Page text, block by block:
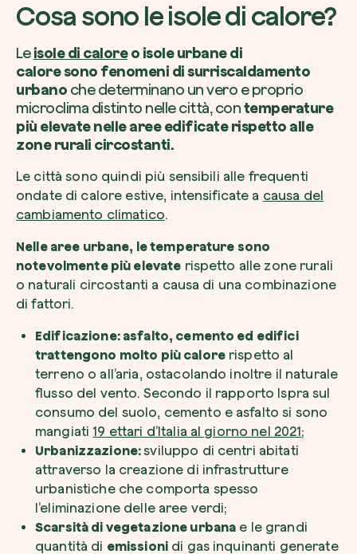
Cosa sono le isole di calore?
Leisole di caloreo isole urbane di
caloresono fenomeni di surriscaldamento
urbano che determinano un vero e proprio
microclima distinto nelle città, contemperature
più elevate nelle aree edificate rispetto alle
zone rurali circostanti.
Le città sono quindi più sensibili alle frequenti
ondate di calore estive, intensificate a causa del
cambiamento climatico.
Nelle aree urbane, le temperature sono
notevolmente più elevate rispetto alle zone rurali
o naturali circostanti a causa di una combinazione
di fattori.
Edificazione: asfalto, cemento ed edifici
trattengono molto più calorerispetto al
terreno o all’aria, ostacolando inoltre il naturale
flusso del vento. Secondo il rapporto Ispra sul
consumo del suolo, cemento e asfalto si sono
mangiati 19 ettari d’Italia al giorno nel 2021;
Urbanizzazione:sviluppo di centri abitati
attraverso la creazione di infrastrutture
urbanistiche che comporta spesso
l’eliminazione delle aree verdi;
Scarsità di vegetazione urbana e le grandi
quantità di emissionidi gas inquinanti generate
Esplora la mappa
Guarda i tuoi alberi crescere dallo spazio
tecnologia satellitare.
Riscatta un albero
Inserisci il tuo codice per riscattare un
Usa il codice